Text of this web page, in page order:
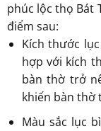
phúc lộc thọ Bát
điểm sau:
Kích thước
hợp với kích
bàn thờ trở
khiến bàn thờ
Màu sắc lục